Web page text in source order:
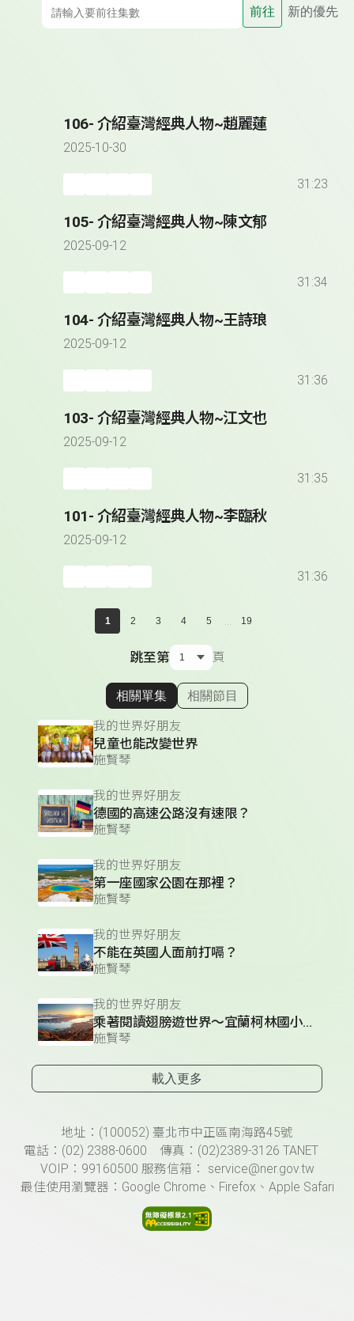
前往 新的優先
106- 介紹臺灣經典人物~趙麗蓮
2025-10-30
31:23
105- 介紹臺灣經典人物~陳文郁
2025-09-12
31:34
104- 介紹臺灣經典人物~王詩琅
2025-09-12
31:36
103- 介紹臺灣經典人物~江文也
2025-09-12
31:35
101- 介紹臺灣經典人物~李臨秋
2025-09-12
31:36
1 2 3 4 5 ... 19
跳至第 頁
顯示相關單集
相關單集 相關節目
我的世界好朋友
兒童也能改變世界
施賢琴
我的世界好朋友
德國的高速公路沒有速限？
施賢琴
我的世界好朋友
第一座國家公園在那裡？
施賢琴
我的世界好朋友
不能在英國人面前打嗝？
施賢琴
我的世界好朋友
乘著閱讀翅膀遊世界～宜蘭柯林國小（下）
施賢琴
載入更多
頁尾資訊地址：(100052) 臺北市中正區南海路45號
電話：(02) 2388-0600 傳真：(02)2389-3126 TANET
VOIP：99160500 服務信箱： service@ner.gov.tw
最佳使用瀏覽器：Google Chrome、Firefox、Apple Safari